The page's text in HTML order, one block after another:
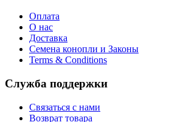
Оплата
О нас
Доставка
Семена конопли и Законы
Terms & Conditions
Служба поддержки
Связаться с нами
Возврат товара